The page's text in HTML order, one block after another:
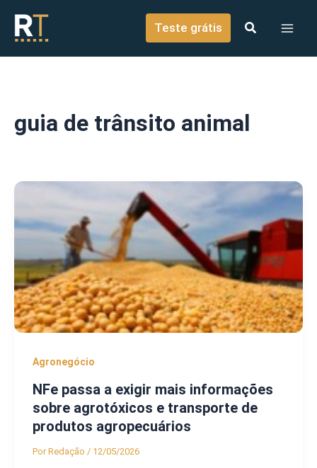
conteúdo
Teste grátis
guia de trânsito animal
Agronegócio
NFe passa a exigir mais informações
sobre agrotóxicos e transporte de
produtos agropecuários
PorRedação / 12/05/2026